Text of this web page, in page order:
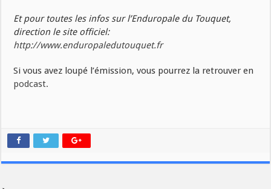
Et pour toutes les infos sur l’Enduropale du Touquet,
direction le site officiel:
http://www.enduropaledutouquet.fr
Si vous avez loupé l’émission, vous pourrez la retrouver en
podcast.